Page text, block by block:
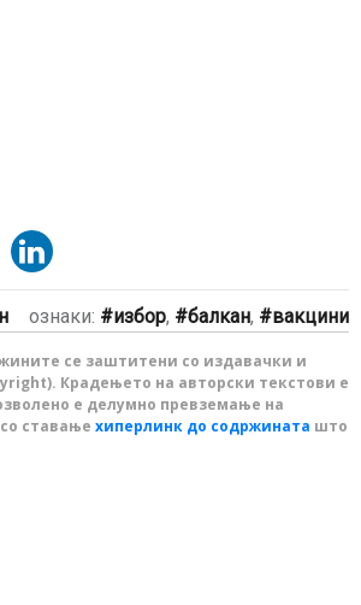
ознаки: избор, балкан, вакцини
се заштитени со издавачки и
Крадењето на авторски текстови е
е делумно превземање на
ставање хиперлинк до содржината што